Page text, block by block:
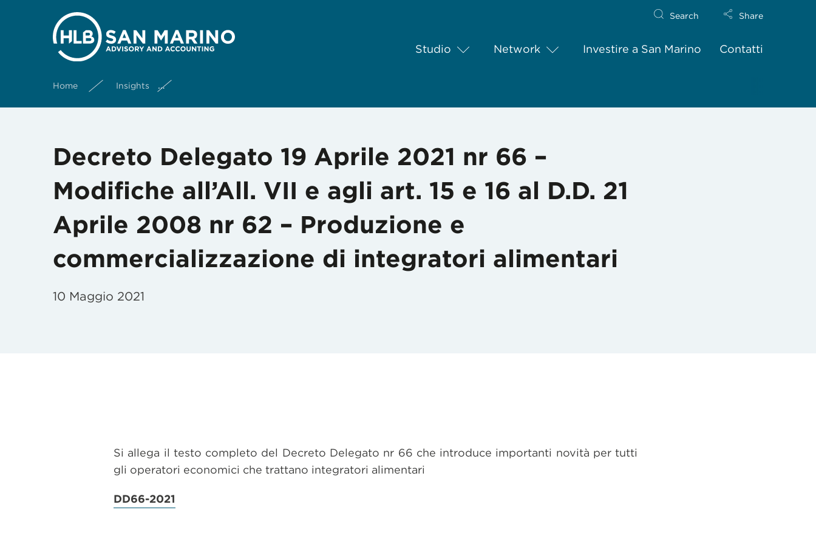
Studio Network Investire a San Marino Contatti
Search Share
Home Insights
Decreto Delegato 19 Aprile 2021 nr 66 –
Modifiche all’All. VII e agli art. 15 e 16 al D.D. 21
Aprile 2008 nr 62 – Produzione e
commercializzazione di integratori alimentari
10 Maggio 2021
Si allega il testo completo del Decreto Delegato nr 66 che introduce importanti novità per tutti
gli operatori economici che trattano integratori alimentari
DD66-2021